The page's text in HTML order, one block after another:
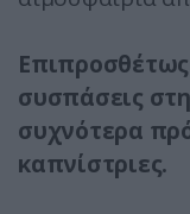
Επιπροσθέτως
συσπάσεις
συχνότερα
καπνίστριες.